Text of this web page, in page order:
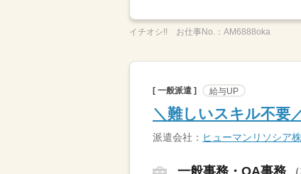
イチオシ!! お仕事No.： AM6888oka
[ 一般派遣 ] 給与UP
＼難しいスキル不要
派遣会社： ヒューマンリソシア
一般事務・OA事務